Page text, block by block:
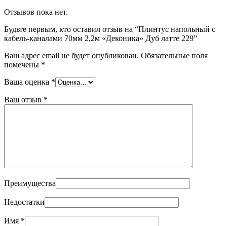
Отзывов пока нет.
Будьте первым, кто оставил отзыв на “Плинтус напольный с
кабель-каналами 70мм 2,2м «Деконика» Дуб латте 229”
Ваш адрес email не будет опубликован. Обязательные поля
помечены *
Ваша оценка *
Ваш отзыв *
Преимущества
Недостатки
Имя *